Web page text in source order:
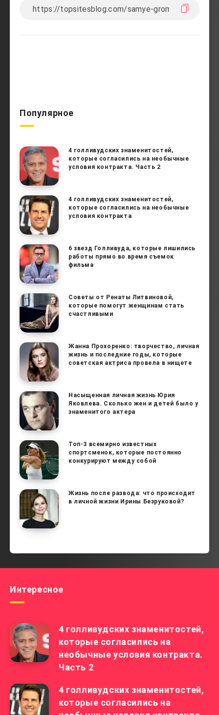
Популярное
4 голливудских знаменитостей,
которые согласились на необычные
условия контракта. Часть 2
4 голливудских знаменитостей,
которые согласились на необычные
условия контракта
6 звезд Голливуда, которые лишились
работы прямо во время съемок
фильма
Советы от Ренаты Литвиновой,
которые помогут женщинам стать
счастливыми
Жанна Прохоренко: творчество, личная
жизнь и последние годы, которые
советская актриса провела в нищете
Насыщенная личная жизнь Юрия
Яковлева. Сколько жен и детей было у
знаменитого актера
Топ-3 всемирно известных
спортсменок, которые постоянно
конкурируют между собой
Жизнь после развода: что происходит
в личной жизни Ирины Безруковой?
Интересное
4 голливудских знаменитостей,
которые согласились на
необычные условия контракта.
Часть 2
4 голливудских знаменитостей,
которые согласились на